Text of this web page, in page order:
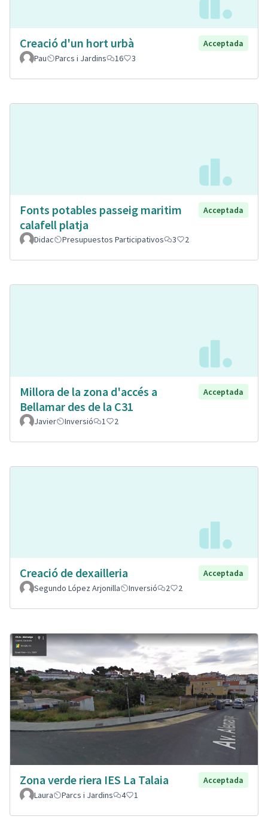
Creació d'un hort urbà
Acceptada
Pau
Parcs i Jardins 16 3
Fonts potables passeig maritim
calafell platja
Acceptada
Didac Presupuestos Participativos 3 2
Millora de la zona d'accés a
Bellamar des de la C31
Acceptada
Javier Inversió 1 2
Creació de dexailleria
Acceptada
Segundo López Arjonilla
Inversió 2 2
Zona verde riera IES La Talaia
Acceptada
Laura
Parcs i Jardins 4 1